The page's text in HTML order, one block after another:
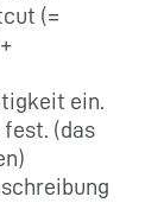
(=
ein.
fest. (das